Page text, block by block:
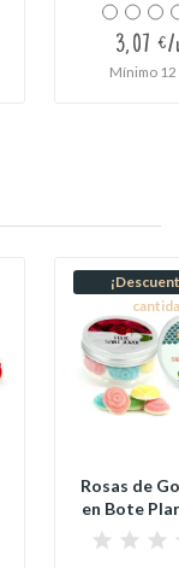
3,07 €/
Mínimo 12
Rosas de
en Bote
Sant